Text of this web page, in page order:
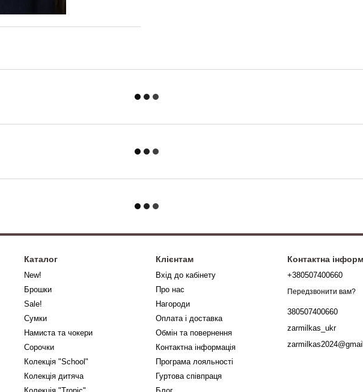
Каталог
New!
Брошки
Sale!
Сумки
Намиста та чокери
Сорочки
Колекція "School"
Колекція дитяча
Клієнтам
Вхід до кабінету
Про нас
Нагороди
Оплата і доставка
Обмін та повернення
Контактна інформація
Програма лояльності
Гуртова співпраця
Контактна
+380507400660
Передзвонити вам?
380507400660
zarmilkas_ukr